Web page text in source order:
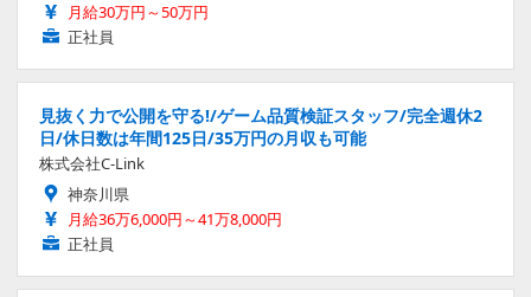
月給30万円～50万円
正社員
見抜く力で公開を守る!/ゲーム品質検証スタッフ/完全週休2
日/休日数は年間125日/35万円の月収も可能
株式会社C-Link
神奈川県
月給36万6,000円～41万8,000円
正社員